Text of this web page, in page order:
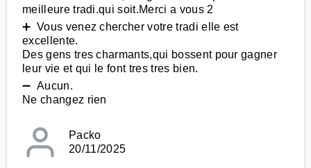
meilleure tradi.qui soit.Merci a vous 2
➕ Vous venez chercher votre tradi elle est
excellente.
Des gens tres charmants,qui bossent pour gagner
leur vie et qui le font tres tres bien.
➖ Aucun.
Ne changez rien
Packo
20/11/2025